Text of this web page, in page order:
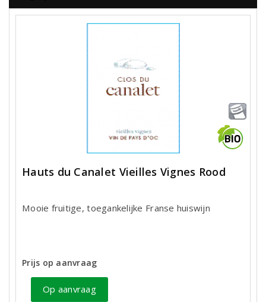
Hauts du Canalet Vieilles Vignes Rood
Mooie fruitige, toegankelijke Franse huiswijn
Prijs op aanvraag
Op aanvraag